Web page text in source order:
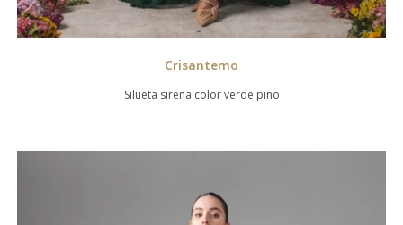
Crisantemo
Silueta sirena color verde pino